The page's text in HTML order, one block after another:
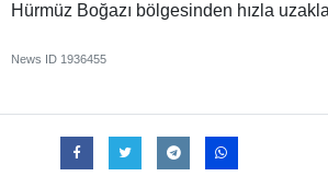
Hürmüz Boğazı bölgesinden hızla
News ID 1936455